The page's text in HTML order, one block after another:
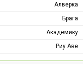
Алверка
Брага
Академику
Риу Аве